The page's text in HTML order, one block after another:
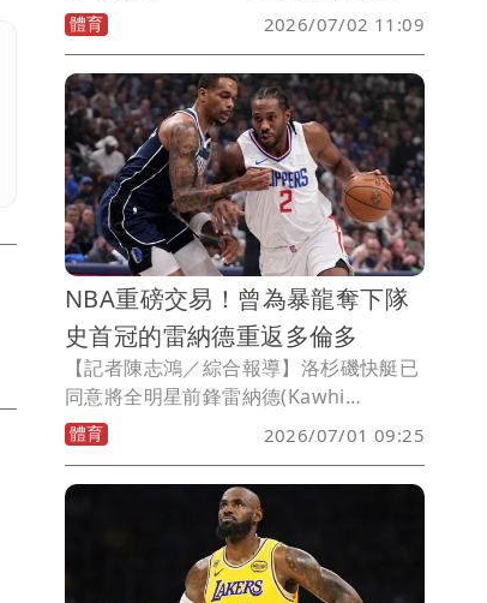
新東家，波士頓塞爾提克美國時間週三同
意將這位前 NBA 總冠軍賽 MVP 送至費
城 76 人。
體育 2026/07/02 11:09
NBA重磅交易！曾為暴龍奪下隊
史首冠的雷納德重返多倫多
【記者陳志鴻／綜合報導】洛杉磯快艇已
同意將全明星前鋒雷納德(Kawhi
Leonard)交易至多倫多暴龍，換來英格
拉姆(Brandon Ingram)、迪克(Gradey
Dick)，2031 年和 2033 年不受保護的首
輪選秀權、2027 年首輪選秀權互換，以
及兩個第2輪選秀權。
體育 2026/07/01 09:25